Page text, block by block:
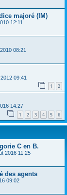
majoré (IM)
12:11
08:21
09:41
1 2
14:27
1 2 3 4 5 6
C en B.
2016 11:25
des agents
09:02